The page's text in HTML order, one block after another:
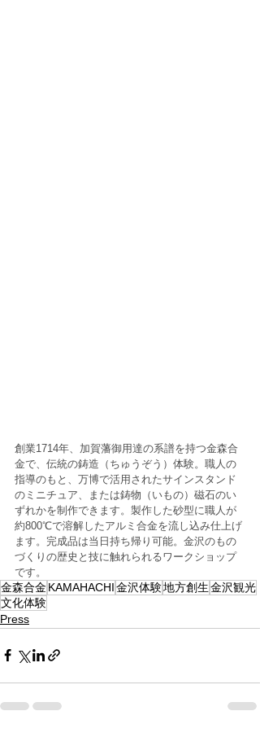
創業1714年、加賀藩御用達の系譜を持つ金森合
金で、伝統の鋳造（ちゅうぞう）体験。職人の
指導のもと、万博で活用されたサインスタンド
のミニチュア、または鋳物（いもの）磁石のい
ずれかを制作できます。製作した砂型に職人が
約800℃で溶解したアルミ合金を流し込み仕上げ
ます。完成品は当日持ち帰り可能。金沢のもの
づくりの歴史と技に触れられるワークショップ
です。
金森合金 KAMAHACHI金沢体験地方創生金沢観光
文化体験
Press